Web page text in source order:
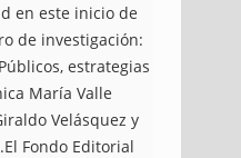
en este inicio de
de investigación:
estrategias
María Valle
Velásquez y
Fondo Editorial